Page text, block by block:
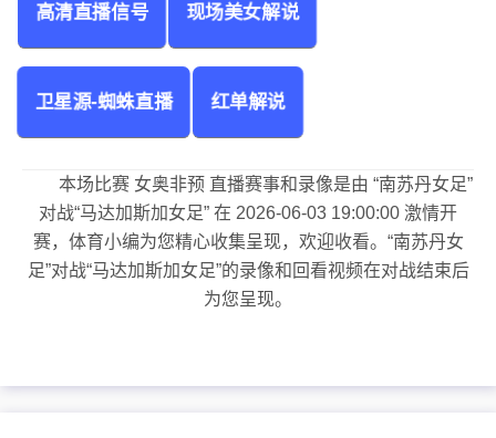
南苏丹女足vs马达加斯加女足 女奥非预
高清直播信号 现场美女解说
卫星源-蜘蛛直播 红单解说
本场比赛 女奥非预 直播赛事和录像是由 “南苏丹女足”
对战“马达加斯加女足” 在 2026-06-03 19:00:00 激情开
赛，体育小编为您精心收集呈现，欢迎收看。“南苏丹女
足”对战“马达加斯加女足”的录像和回看视频在对战结束后
为您呈现。